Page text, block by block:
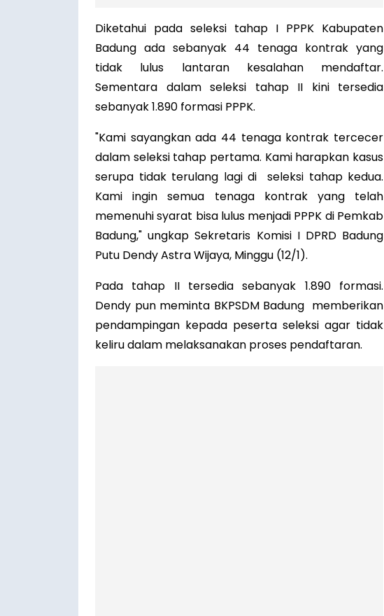
Diketahui pada seleksi tahap I PPPK Kabupaten
Badung ada sebanyak 44 tenaga kontrak yang
tidak lulus lantaran kesalahan mendaftar.
Sementara dalam seleksi tahap II kini tersedia
sebanyak 1.890 formasi PPPK.
"Kami sayangkan ada 44 tenaga kontrak tercecer
dalam seleksi tahap pertama. Kami harapkan kasus
serupa tidak terulang lagi di seleksi tahap kedua.
Kami ingin semua tenaga kontrak yang telah
memenuhi syarat bisa lulus menjadi PPPK di Pemkab
Badung," ungkap Sekretaris Komisi I DPRD Badung
Putu Dendy Astra Wijaya, Minggu (12/1).
Pada tahap II tersedia sebanyak 1.890 formasi.
Dendy pun meminta BKPSDM Badung memberikan
pendampingan kepada peserta seleksi agar tidak
keliru dalam melaksanakan proses pendaftaran.